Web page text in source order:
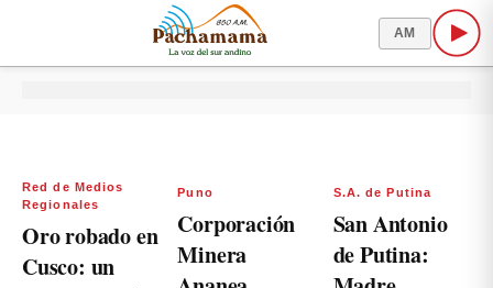
AM
Red de Medios
Regionales
Oro robado en
Cusco: un
Puno
Corporación
Minera
S.A. de Putina
San Antonio
de Putina: